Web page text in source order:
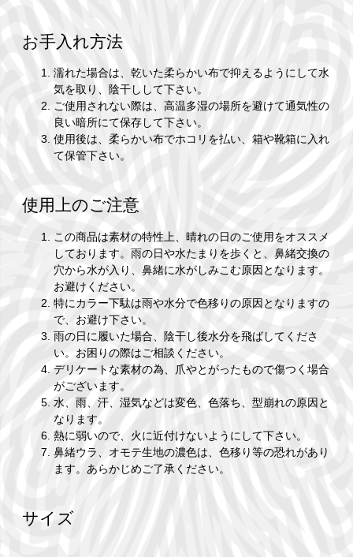
お手入れ方法
濡れた場合は、乾いた柔らかい布で抑えるようにして水
気を取り、陰干しして下さい。
ご使用されない際は、高温多湿の場所を避けて通気性の
良い暗所にて保存して下さい。
使用後は、柔らかい布でホコリを払い、箱や靴箱に入れ
て保管下さい。
使用上のご注意
この商品は素材の特性上、晴れの日のご使用をオススメ
しております。雨の日や水たまりを歩くと、鼻緒交換の
穴から水が入り、鼻緒に水がしみこむ原因となります。
お避けください。
特にカラー下駄は雨や水分で色移りの原因となりますの
で、お避け下さい。
雨の日に履いた場合、陰干し後水分を飛ばしてくださ
い。お困りの際はご相談ください。
デリケートな素材の為、爪やとがったもので傷つく場合
がございます。
水、雨、汗、湿気などは変色、色落ち、型崩れの原因と
なります。
熱に弱いので、火に近付けないようにして下さい。
鼻緒ウラ、オモテ生地の濃色は、色移り等の恐れがあり
ます。あらかじめご了承ください。
サイズ